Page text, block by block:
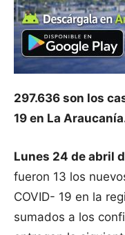
297.636 son los
19 en La
Lunes 24 de abril
fueron 13 los
COVID- 19 en la
sumados a los